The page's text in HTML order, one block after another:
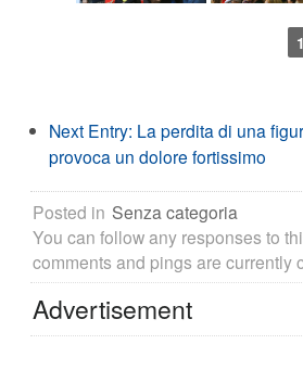
1
Next Entry: La perdita di una
provoca un dolore fortissimo
Posted in Senza categoria
You can follow any responses to
comments and pings are currently
Advertisement